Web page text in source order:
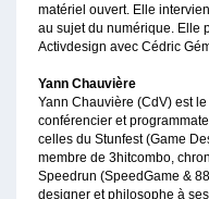
matériel ouvert. Elle
au sujet du numérique. Elle
Activdesign avec Cédric
Yann Chauvière
Yann Chauvière (CdV) est
conférencier et
celles du Stunfest (Game
membre de 3hitcombo,
Speedrun (SpeedGame &
designer et philosophe à